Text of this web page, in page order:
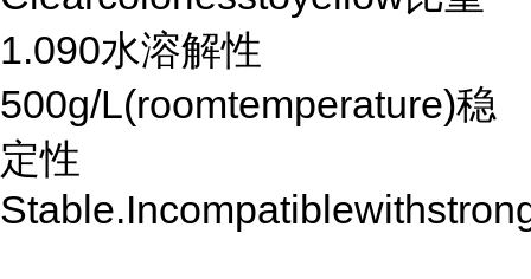
1.090水溶解性
500g/L(roomtemperature)稳
定性